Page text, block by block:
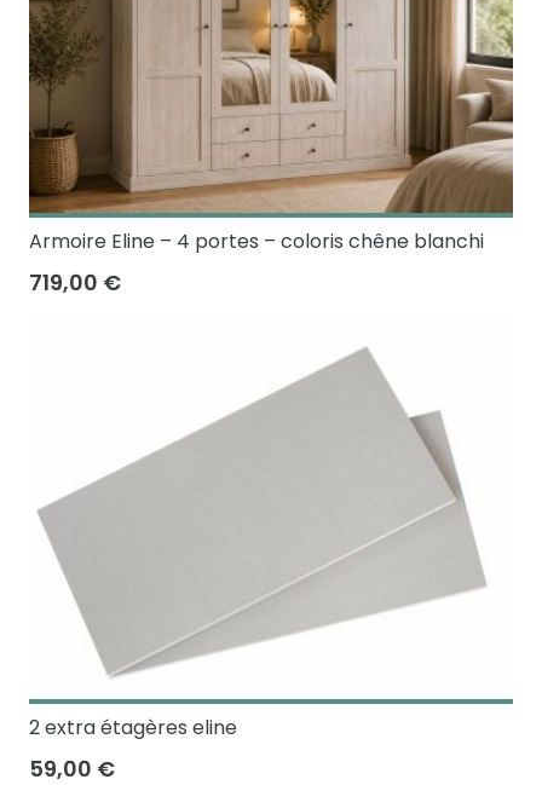
Armoire Eline – 4 portes – coloris chêne blanchi
719,00 €
2 extra étagères eline
59,00 €